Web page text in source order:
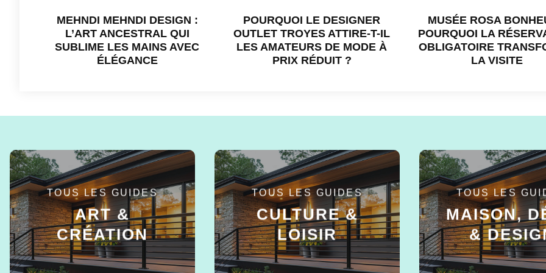
MEHNDI MEHNDI DESIGN :
L’ART ANCESTRAL QUI
SUBLIME LES MAINS AVEC
ÉLÉGANCE
POURQUOI LE DESIGNER
OUTLET TROYES ATTIRE-T-IL
LES AMATEURS DE MODE À
PRIX RÉDUIT ?
MUSÉE ROSA
POURQUOI LA
OBLIGATOIRE
LA VISITE
TOUS LES GUIDES
ART &
CRÉATION
EN SAVOIR +
TOUS LES GUIDES
CULTURE &
LOISIR
EN SAVOIR +
TOUS LES
MAISON,
&
EN SAVOIR +